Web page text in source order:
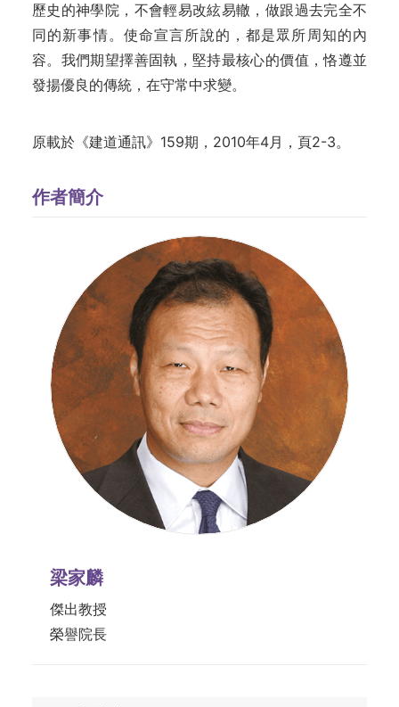
歷史的神學院，不會輕易改絃易轍，做跟過去完全不
同的新事情。使命宣言所說的，都是眾所周知的內
容。我們期望擇善固執，堅持最核心的價值，恪遵並
發揚優良的傳統，在守常中求變。
原載於 《建道通訊》159期，2010年4月，頁2-3。
作者簡介
梁家麟
傑出教授
榮譽院長